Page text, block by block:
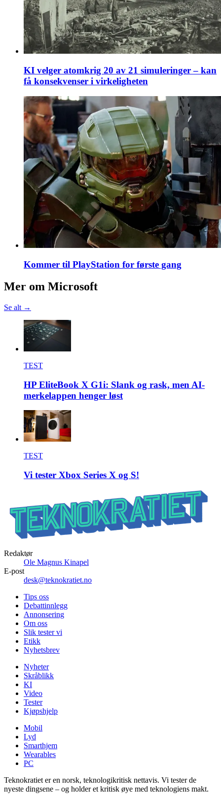
KI velger atomkrig 20 av 21 simuleringer – kan
få konsekvenser i virkeligheten
Kommer til PlayStation for første gang
Mer om Microsoft
Se alt →
TEST
HP EliteBook X G1i: Slank og rask, men AI-
merkelappen henger løst
TEST
Vi tester Xbox Series X og S!
Redaktør
Ole Magnus Kinapel
E-post
desk@teknokratiet.no
Tips oss
Debattinnlegg
Annonsering
Om oss
Slik tester vi
Etikk
Nyhetsbrev
Nyheter
Skråblikk
KI
Video
Tester
Kjøpshjelp
Mobil
Lyd
Smarthjem
Wearables
PC
Teknokratiet er en norsk, teknologikritisk nettavis. Vi tester de
nyeste dingsene – og holder et kritisk øye med teknologiens makt.